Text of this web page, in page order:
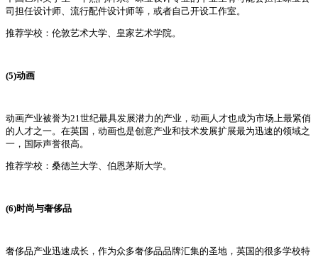
司担任设计师、流行配件设计师等，或者自己开设工作室。
推荐学校：伦敦艺术大学、皇家艺术学院。
(5)动画
动画产业被誉为21世纪最具发展潜力的产业，动画人才也成为市场上最紧俏
的人才之一。在英国，动画也是创意产业和技术发展扩展最为迅速的领域之
一，国际声誉很高。
推荐学校：桑德兰大学、伯恩茅斯大学。
(6)时尚与奢侈品
奢侈品产业迅速成长，作为众多奢侈品品牌汇集的圣地，英国的很多学校特